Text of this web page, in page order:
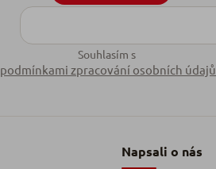
Souhlasím s
podmínkami zpracování osobních údajů
Napsali o nás